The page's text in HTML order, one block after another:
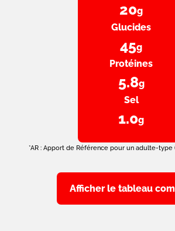
20g
Glucides
45g
Protéines
5.8g
Sel
1.0g
*AR : Apport de Référence pour un adulte-
Afficher le tableau